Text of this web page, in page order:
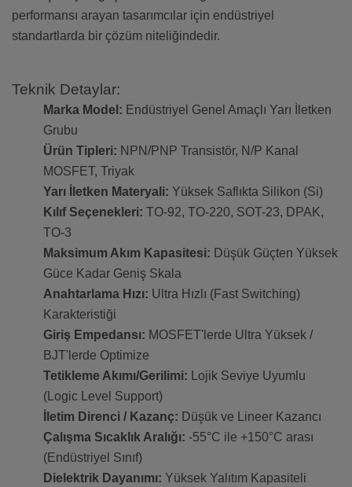
performansı arayan tasarımcılar için endüstriyel
standartlarda bir çözüm niteliğindedir.
Teknik Detaylar:
Marka Model: Endüstriyel Genel Amaçlı Yarı İletken
Grubu
Ürün Tipleri: NPN/PNP Transistör, N/P Kanal
MOSFET, Triyak
Yarı İletken Materyali: Yüksek Saflıkta Silikon (Si)
Kılıf Seçenekleri: TO-92, TO-220, SOT-23, DPAK,
TO-3
Maksimum Akım Kapasitesi: Düşük Güçten Yüksek
Güce Kadar Geniş Skala
Anahtarlama Hızı: Ultra Hızlı (Fast Switching)
Karakteristiği
Giriş Empedansı: MOSFET'lerde Ultra Yüksek /
BJT'lerde Optimize
Tetikleme Akımı/Gerilimi: Lojik Seviye Uyumlu
(Logic Level Support)
İletim Direnci / Kazanç: Düşük ve Lineer Kazancı
Çalışma Sıcaklık Aralığı: -55°C ile +150°C arası
(Endüstriyel Sınıf)
Dielektrik Dayanımı: Yüksek Yalıtım Kapasiteli